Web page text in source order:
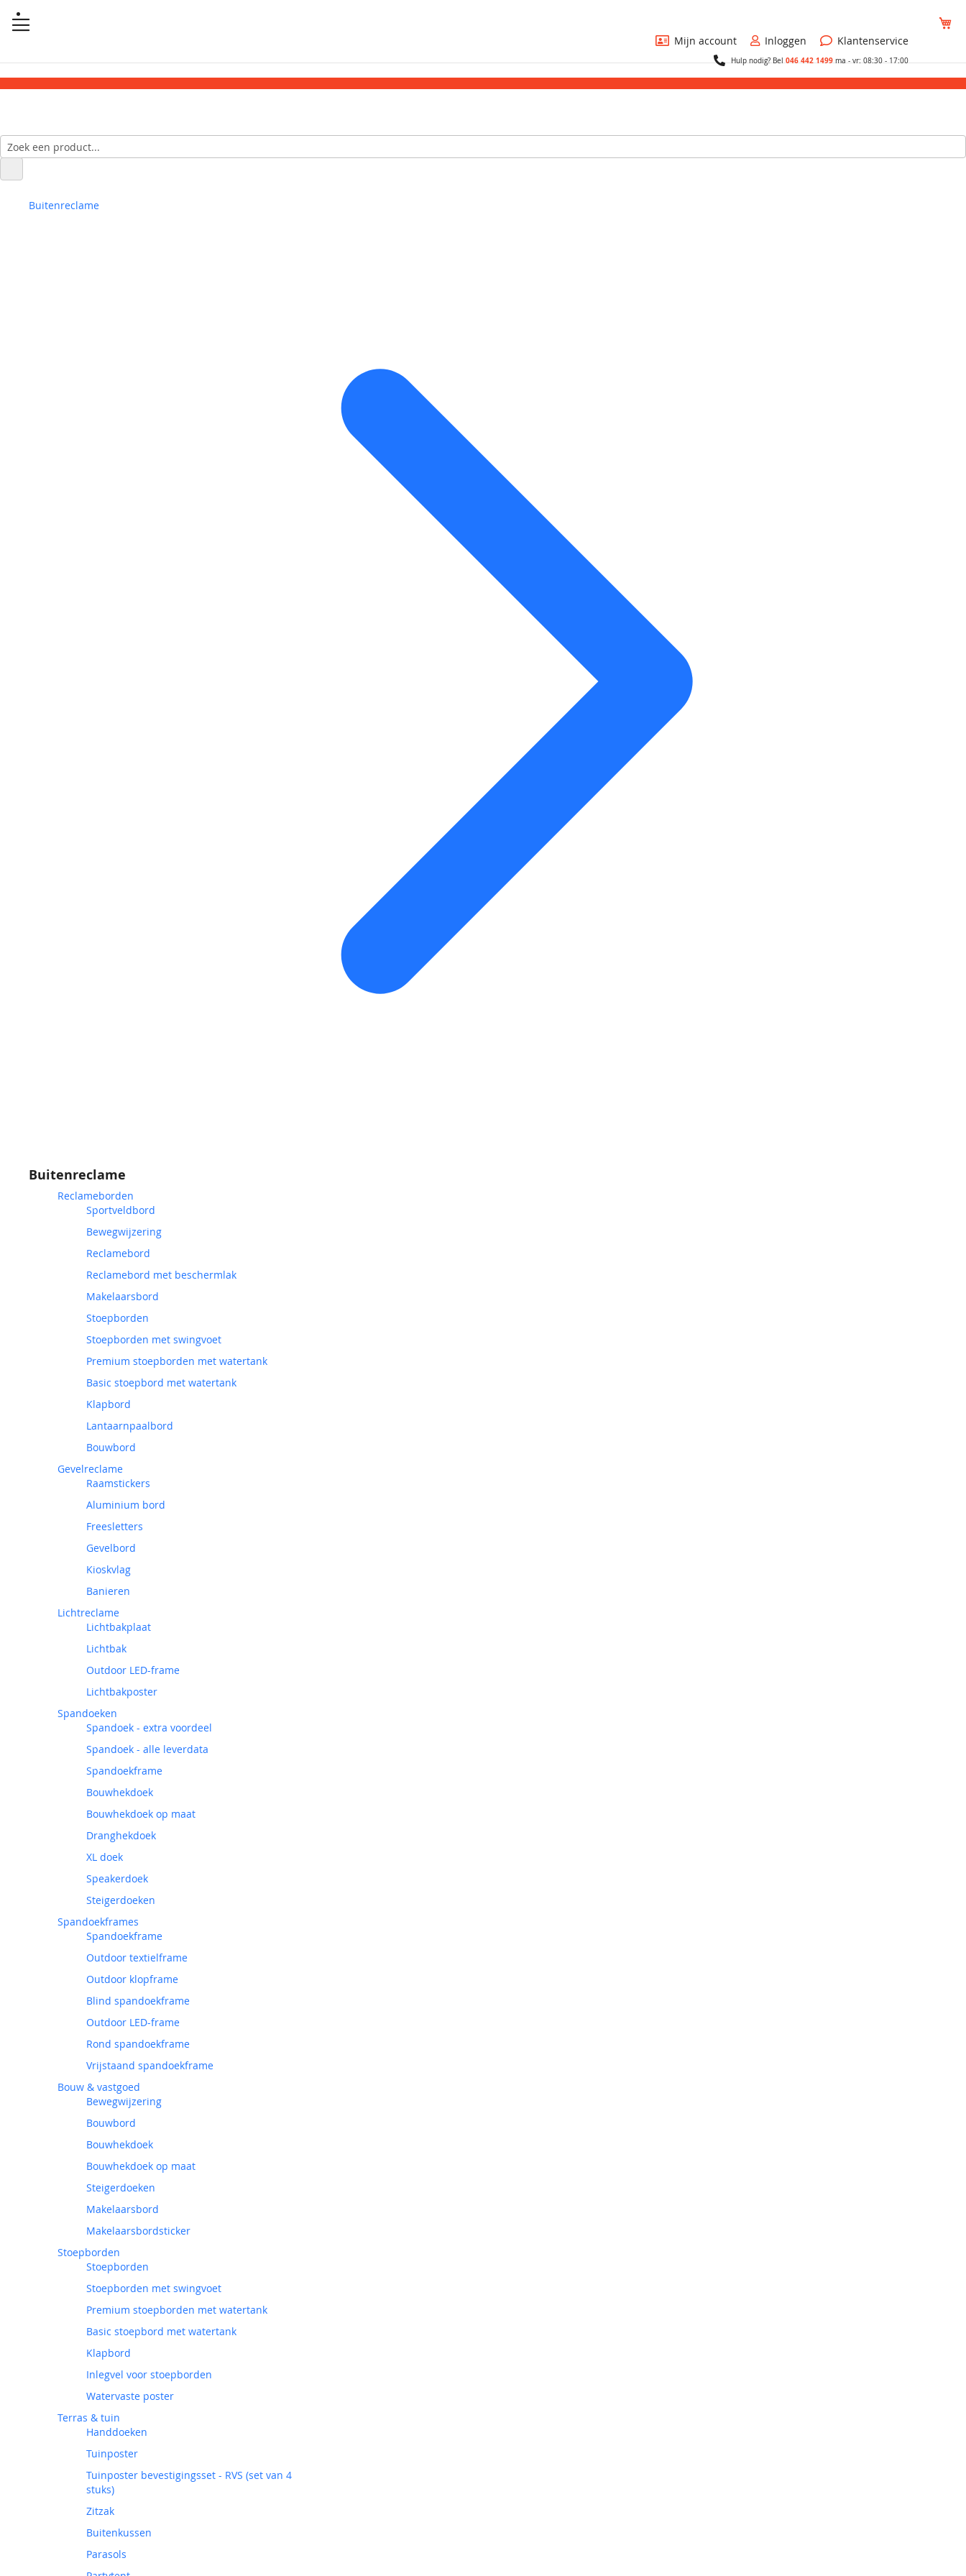
Mijn account
Inloggen Klantenservice
Hulp nodig? Bel046 442 1499ma - vr: 08:30 - 17:00
Buitenreclame
Buitenreclame
Reclameborden
Sportveldbord
Bewegwijzering
Reclamebord
Reclamebord met beschermlak
Makelaarsbord
Stoepborden
Stoepborden met swingvoet
Premium stoepborden met watertank
Basic stoepbord met watertank
Klapbord
Lantaarnpaalbord
Bouwbord
Gevelreclame
Raamstickers
Aluminium bord
Freesletters
Gevelbord
Kioskvlag
Banieren
Lichtreclame
Lichtbakplaat
Lichtbak
Outdoor LED-frame
Lichtbakposter
Spandoeken
Spandoek - extra voordeel
Spandoek - alle leverdata
Spandoekframe
Bouwhekdoek
Bouwhekdoek op maat
Dranghekdoek
XL doek
Speakerdoek
Steigerdoeken
Spandoekframes
Spandoekframe
Outdoor textielframe
Outdoor klopframe
Blind spandoekframe
Outdoor LED-frame
Rond spandoekframe
Vrijstaand spandoekframe
Bouw & vastgoed
Bewegwijzering
Bouwbord
Bouwhekdoek
Bouwhekdoek op maat
Steigerdoeken
Makelaarsbord
Makelaarsbordsticker
Stoepborden
Stoepborden
Stoepborden met swingvoet
Premium stoepborden met watertank
Basic stoepbord met watertank
Klapbord
Inlegvel voor stoepborden
Watervaste poster
Terras & tuin
Handdoeken
Tuinposter
Tuinposter bevestigingsset - RVS (set van 4
stuks)
Zitzak
Buitenkussen
Parasols